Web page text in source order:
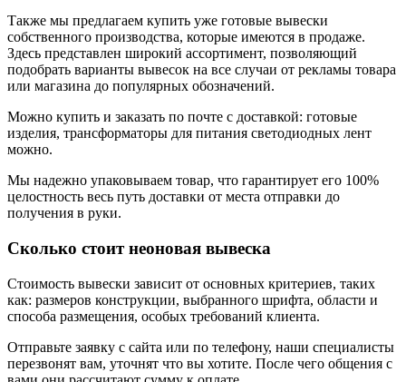
Также мы предлагаем купить уже готовые вывески
собственного производства, которые имеются в продаже.
Здесь представлен широкий ассортимент, позволяющий
подобрать варианты вывесок на все случаи от рекламы товара
или магазина до популярных обозначений.
Можно купить и заказать по почте с доставкой: готовые
изделия, трансформаторы для питания светодиодных лент
можно.
Мы надежно упаковываем товар, что гарантирует его 100%
целостность весь путь доставки от места отправки до
получения в руки.
Сколько стоит неоновая вывеска
Стоимость вывески зависит от основных критериев, таких
как: размеров конструкции, выбранного шрифта, области и
способа размещения, особых требований клиента.
Отправьте заявку с сайта или по телефону, наши специалисты
перезвонят вам, уточнят что вы хотите. После чего общения с